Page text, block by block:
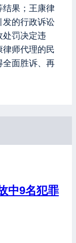
结果；王康律
发的行政诉讼
处罚决定违
师代理的民
全面胜诉、再
中9名犯罪